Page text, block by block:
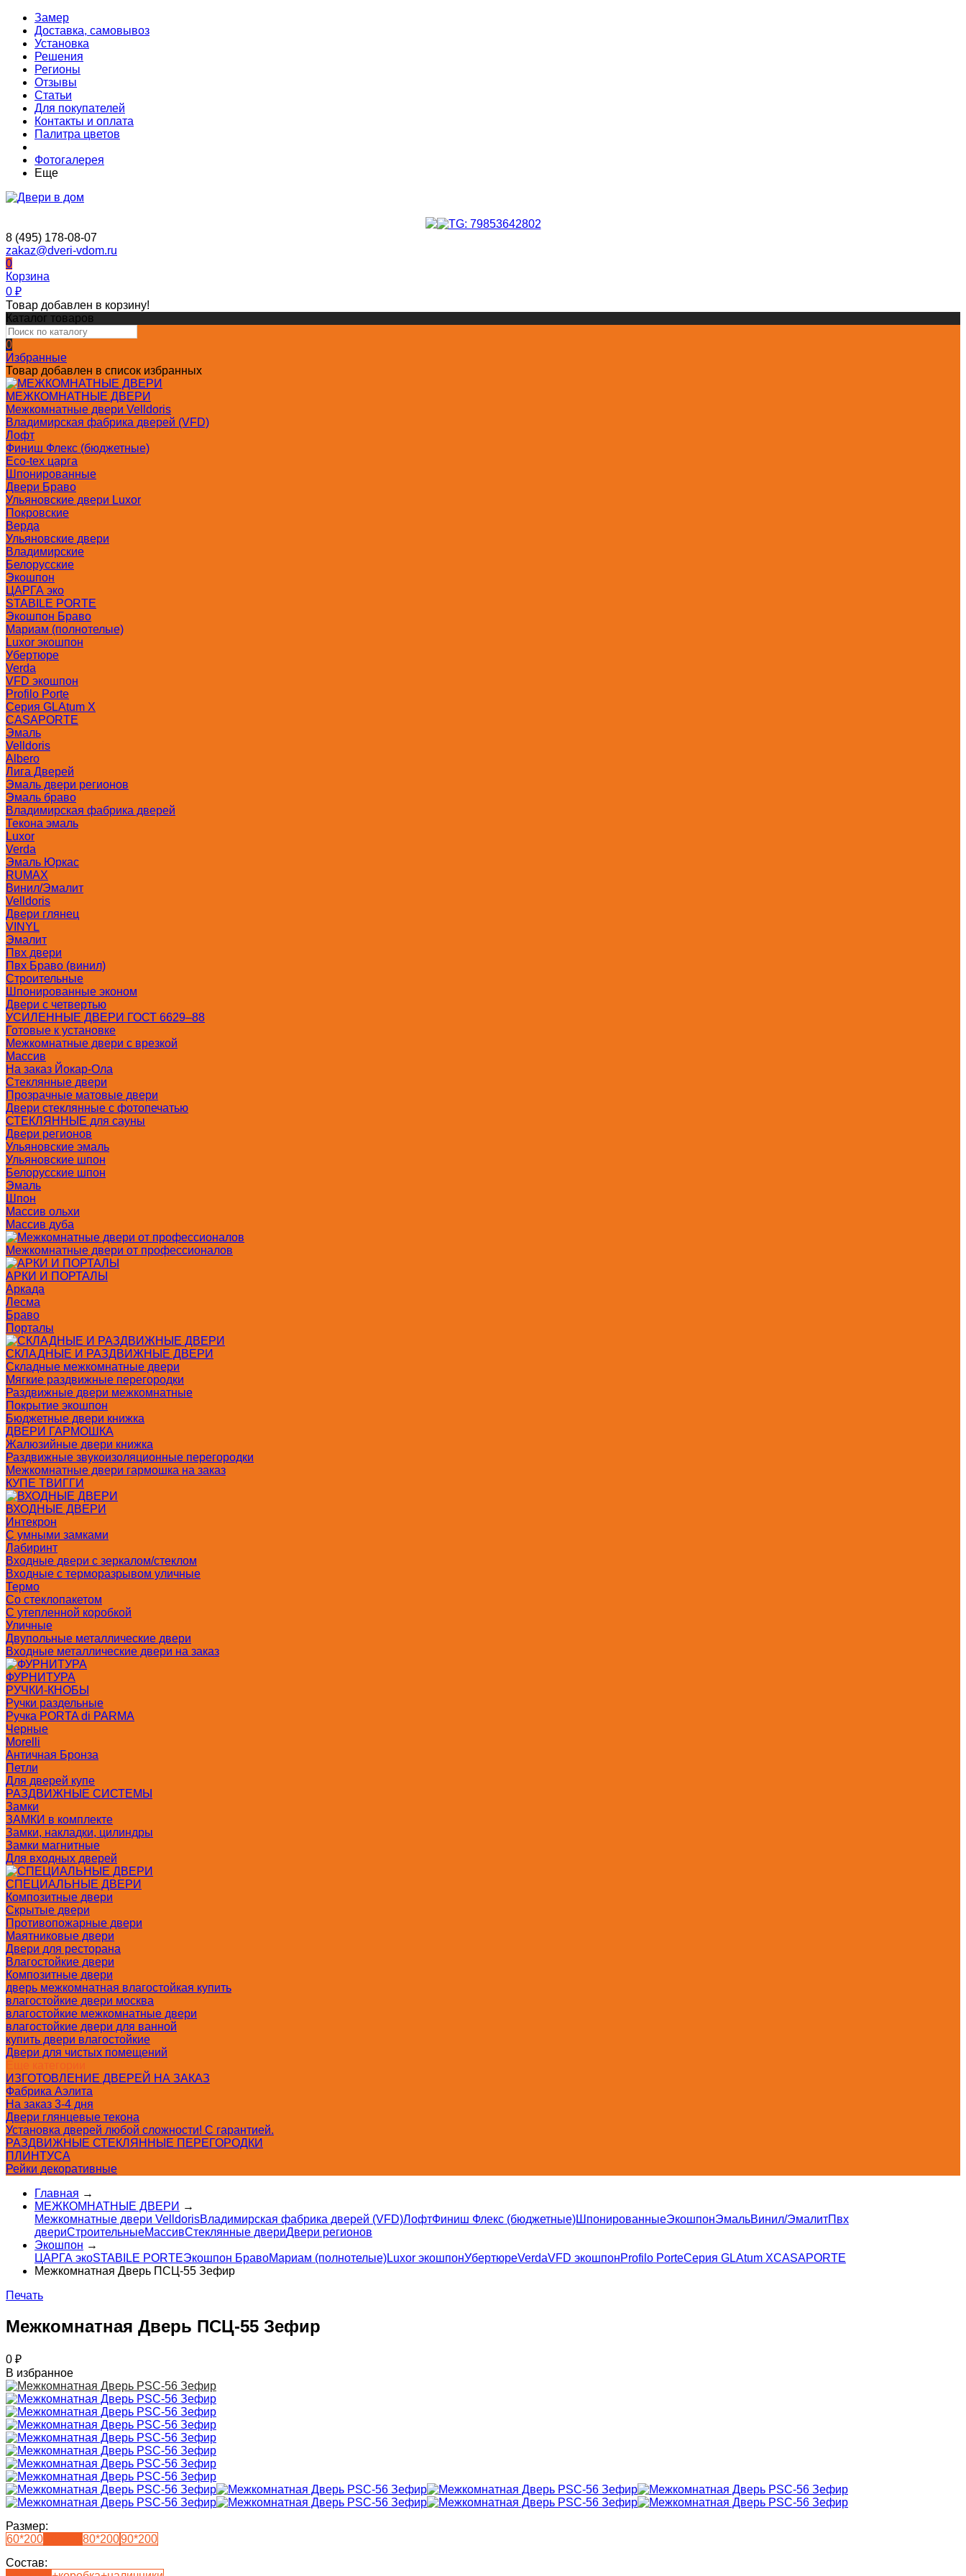
Замер
Доставка, самовывоз
Установка
Решения
Регионы
Отзывы
Статьи
Для покупателей
Контакты и оплата
Палитра цветов
Фотогалерея
Еще
8 (495) 178-08-07
zakaz@dveri-vdom.ru
0
Корзина
0 ₽
Товар добавлен в корзину!
Каталог товаров
0
Избранные
Товар добавлен в список избранных
МЕЖКОМНАТНЫЕ ДВЕРИ
Межкомнатные двери Velldoris
Владимирская фабрика дверей (VFD)
Лофт
Финиш Флекс (бюджетные)
Eco-tex царга
Шпонированные
Двери Браво
Ульяновские двери Luxor
Покровские
Верда
Ульяновские двери
Владимирские
Белорусские
Экошпон
ЦАРГА эко
STABILE PORTE
Экошпон Браво
Мариам (полнотелые)
Luxor экошпон
Убертюре
Verda
VFD экошпон
Profilo Porte
Серия GLAtum X
CASAPORTE
Эмаль
Velldoris
Albero
Лига Дверей
Эмаль двери регионов
Эмаль браво
Владимирская фабрика дверей
Текона эмаль
Luxor
Verda
Эмаль Юркас
RUMAX
Винил/Эмалит
Velldoris
Двери глянец
VINYL
Эмалит
Пвх двери
Пвх Браво (винил)
Строительные
Шпонированные эконом
Двери с четвертью
УСИЛЕННЫЕ ДВЕРИ ГОСТ 6629–88
Готовые к установке
Межкомнатные двери с врезкой
Массив
На заказ Йокар-Ола
Стеклянные двери
Прозрачные матовые двери
Двери стеклянные с фотопечатью
СТЕКЛЯННЫЕ для сауны
Двери регионов
Ульяновские эмаль
Ульяновские шпон
Белорусские шпон
Эмаль
Шпон
Массив ольхи
Массив дуба
Межкомнатные двери от профессионалов
АРКИ И ПОРТАЛЫ
Аркада
Лесма
Браво
Порталы
СКЛАДНЫЕ И РАЗДВИЖНЫЕ ДВЕРИ
Складные межкомнатные двери
Мягкие раздвижные перегородки
Раздвижные двери межкомнатные
Покрытие экошпон
Бюджетные двери книжка
ДВЕРИ ГАРМОШКА
Жалюзийные двери книжка
Раздвижные звукоизоляционные перегородки
Межкомнатные двери гармошка на заказ
КУПЕ ТВИГГИ
ВХОДНЫЕ ДВЕРИ
Интекрон
С умными замками
Лабиринт
Входные двери с зеркалом/стеклом
Входные с терморазрывом уличные
Термо
Со стеклопакетом
С утепленной коробкой
Уличные
Двупольные металлические двери
Входные металлические двери на заказ
ФУРНИТУРА
РУЧКИ-КНОБЫ
Ручки раздельные
Ручка PORTA di PARMA
Черные
Morelli
Античная Бронза
Петли
Для дверей купе
РАЗДВИЖНЫЕ СИСТЕМЫ
Замки
ЗАМКИ в комплекте
Замки, накладки, цилиндры
Замки магнитные
Для входных дверей
СПЕЦИАЛЬНЫЕ ДВЕРИ
Композитные двери
Скрытые двери
Противопожарные двери
Маятниковые двери
Двери для ресторана
Влагостойкие двери
Композитные двери
дверь межкомнатная влагостойкая купить
влагостойкие двери москва
влагостойкие межкомнатные двери
влагостойкие двери для ванной
купить двери влагостойкие
Двери для чистых помещений
Еще категории
ИЗГОТОВЛЕНИЕ ДВЕРЕЙ НА ЗАКАЗ
Фабрика Аэлита
На заказ 3-4 дня
Двери глянцевые текона
Установка дверей любой сложности! С гарантией.
РАЗДВИЖНЫЕ СТЕКЛЯННЫЕ ПЕРЕГОРОДКИ
ПЛИНТУСА
Рейки декоративные
Главная →
МЕЖКОМНАТНЫЕ ДВЕРИ →
Межкомнатные двери VelldorisВладимирская фабрика дверей (VFD)ЛофтФиниш Флекс (бюджетные)ШпонированныеЭкошпонЭмальВинил/ЭмалитПвх
двериСтроительныеМассивСтеклянные двериДвери регионов
Экошпон →
ЦАРГА экоSTABILE PORTEЭкошпон БравоМариам (полнотелые)Luxor экошпонУбертюреVerdaVFD экошпонProfilo PorteСерия GLAtum XCASAPORTE
Межкомнатная Дверь ПСЦ-55 Зефир
Печать
Межкомнатная Дверь ПСЦ-55 Зефир
0 ₽
В избранное
Размер:
60*200
80*20090*200
Состав: